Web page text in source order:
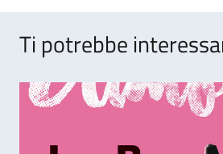
Ti potrebbe